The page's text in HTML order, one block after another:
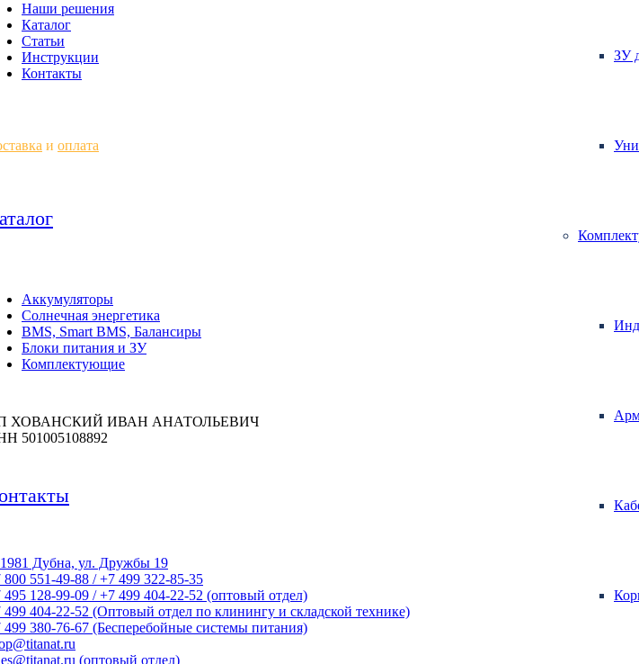
ЗУ
Наши решения
Каталог
Статьи
Инструкции
Контакты
и оплата
Аккумуляторы
Солнечная энергетика
BMS, Smart BMS, Балансиры
Блоки питания и ЗУ
Комплектующие
ХОВАНСКИЙ ИВАН АНАТОЛЬЕВИЧ
501005108892
Дубна, ул. Дружбы 19
800 551-49-88 / +7 499 322-85-35
495 128-99-09 / +7 499 404-22-52 (оптовый отдел)
499 404-22-52 (Оптовый отдел по клинингу и складской технике)
499 380-76-67 (Бесперебойные системы питания)
(оптовый отдел)